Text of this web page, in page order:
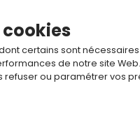
certains sont
de notre site Web.
ou paramétrer vos